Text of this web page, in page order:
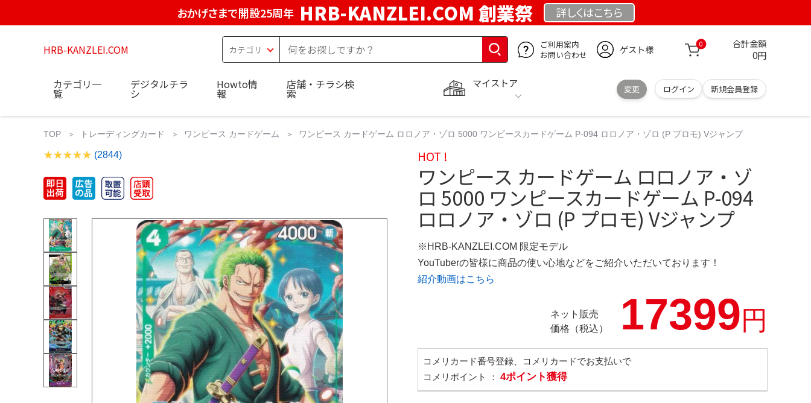
おかげさまで開設25周年 HRB-KANZLEI.COM 創業祭 詳しくはこちら
HRB-KANZLEI.COM
ご利用案内
お問い合わせ
ゲスト様 0 合計金額
0円
マイストア
変更 ログイン 新規会員登録
カテゴリ一
覧
デジタルチラ
シ
Howto情
報
店舗・チラシ検
索
TOP トレーディングカード ワンピース カードゲーム ワンピース カードゲーム ロロノア・ゾロ 5000 ワンピースカードゲーム P-094 ロロノア・ゾロ (P プロモ) Vジャンプ
(2844) HOT !
ワンピース カードゲーム ロロノア・ゾ
ロ 5000 ワンピースカードゲーム P-094
ロロノア・ゾロ (P プロモ) Vジャンプ
※HRB-KANZLEI.COM 限定モデル
YouTuberの皆様に商品の使い心地などをご紹介いただいております！
紹介動画はこちら
ネット販売
価格（税込）
17399円
コメリカード番号登録、コメリカードでお支払いで
コメリポイント ： 4ポイント獲得